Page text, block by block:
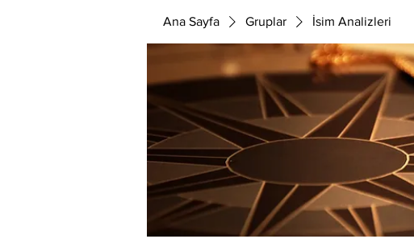
Ana Sayfa Gruplar İsim Analizleri